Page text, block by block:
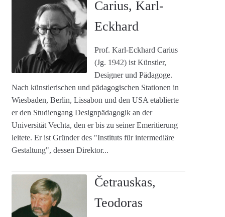
Carius, Karl-
Eckhard
Prof. Karl-Eckhard Carius
(Jg. 1942) ist Künstler,
Designer und Pädagoge.
Nach künstlerischen und pädagogischen Stationen in
Wiesbaden, Berlin, Lissabon und den USA etablierte
er den Studiengang Designpädagogik an der
Universität Vechta, den er bis zu seiner Emeritierung
leitete. Er ist Gründer des "Instituts für intermediäre
Gestaltung", dessen Direktor...
Četrauskas,
Teodoras